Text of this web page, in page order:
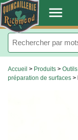
. menu
Accueil > Produits > Outils
préparation de surfaces >